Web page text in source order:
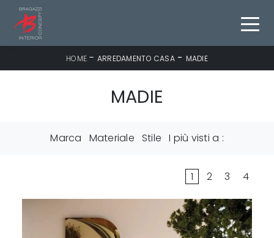
HOME - ARREDAMENTO CASA - MADIE
MADIE
Marca Materiale Stile I più visti a :
1 2 3 4